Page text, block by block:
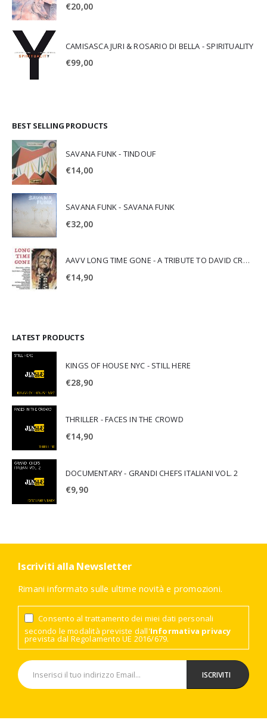
€20,00
CAMISASCA JURI & ROSARIO DI BELLA - SPIRITUALITY
€99,00
BEST SELLING PRODUCTS
SAVANA FUNK - TINDOUF
€14,00
SAVANA FUNK - SAVANA FUNK
€32,00
AAVV LONG TIME GONE - A TRIBUTE TO DAVID CROSBY
€14,90
LATEST PRODUCTS
KINGS OF HOUSE NYC - STILL HERE
€28,90
THRILLER - FACES IN THE CROWD
€14,90
DOCUMENTARY - GRANDI CHEFS ITALIANI VOL. 2
€9,90
Iscriviti alla Newsletter
Rimani informato sulle ultime novità e promozioni.
Consento al trattamento dei miei dati personali
secondo le modalità previste dall'Informativa privacy
prevista dal Regolamento UE 2016/679.